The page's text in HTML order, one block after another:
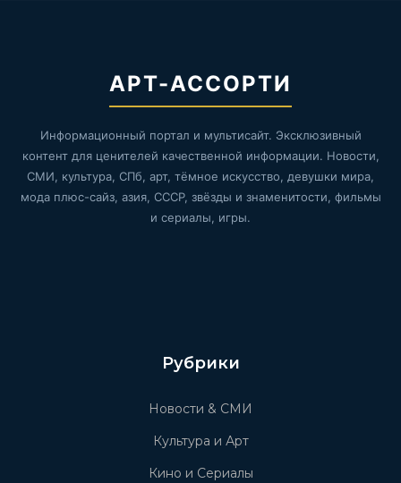
АРТ-АССОРТИ
Информационный портал и мультисайт. Эксклюзивный
контент для ценителей качественной информации. Новости,
СМИ, культура, СПб, арт, тёмное искусство, девушки мира,
мода плюс-сайз, азия, СССР, звёзды и знаменитости, фильмы
и сериалы, игры.
Рубрики
Новости & СМИ
Культура и Арт
Кино и Сериалы